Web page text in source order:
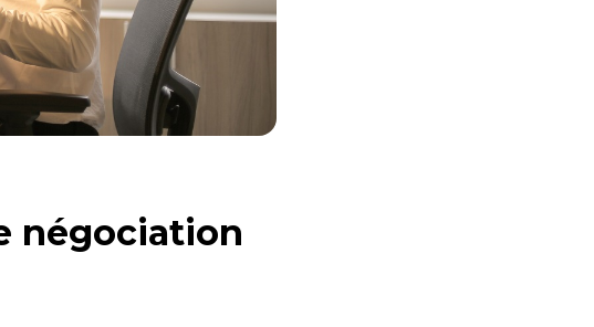
négociation